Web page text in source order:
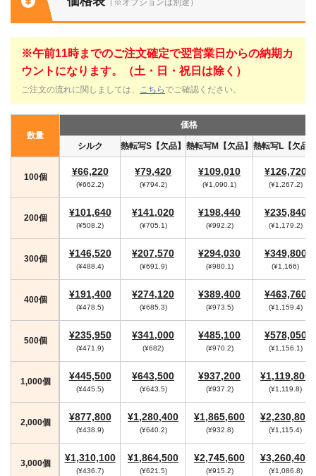
（※オプションは別途）
※午前11時までのご注文確定で翌営業日からの納期カ
ウントになります。（土・日・祝日は除く）
ご注文の流れに関しましては、 こちら でご確認ください。
数量
価格
シルク 熱転写S【欠品】 熱転写M【欠品】 熱転写L【欠品
100個 ¥66,220
(¥662.2)
¥79,420
(¥794.2)
¥109,010
(¥1,090.1)
¥126,720
(¥1,267.2)
200個 ¥101,640
(¥508.2)
¥141,020
(¥705.1)
¥198,440
(¥992.2)
¥235,840
(¥1,179.2)
300個 ¥146,520
(¥488.4)
¥207,570
(¥691.9)
¥294,030
(¥980.1)
¥349,800
(¥1,166)
400個 ¥191,400
(¥478.5)
¥274,120
(¥685.3)
¥389,400
(¥973.5)
¥463,760
(¥1,159.4)
500個 ¥235,950
(¥471.9)
¥341,000
(¥682)
¥485,100
(¥970.2)
¥578,050
(¥1,156.1)
1,000個 ¥445,500
(¥445.5)
¥643,500
(¥643.5)
¥937,200
(¥937.2)
¥1,119,800
(¥1,119.8)
2,000個 ¥877,800
(¥438.9)
¥1,280,400
(¥640.2)
¥1,865,600
(¥932.8)
¥2,230,800
(¥1,115.4)
3,000個 ¥1,310,100
(¥436.7)
¥1,864,500
(¥621.5)
¥2,745,600
(¥915.2)
¥3,260,400
(¥1,086.8)